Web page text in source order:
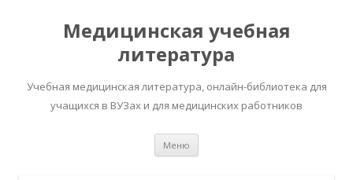
Медицинская учебная
литература
Учебная медицинская литература, онлайн-библиотека для
учащихся в ВУЗах и для медицинских работников
Меню